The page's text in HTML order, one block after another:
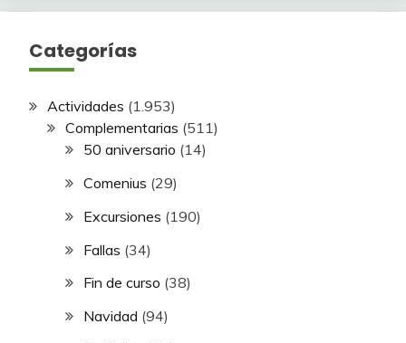
Categorías
Actividades (1.953)
Complementarias (511)
50 aniversario (14)
Comenius (29)
Excursiones (190)
Fallas (34)
Fin de curso (38)
Navidad (94)